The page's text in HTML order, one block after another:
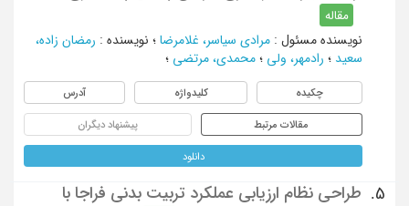
مقاله
نویسنده مسئول : مرادی سیاسر، غلامرضا ؛ نویسنده : رمضان زاده،
سعید ؛ رادمهر، ولی ؛ محمدی، مرتضی ؛
چکیده کلیدواژه آدرس
مقالات مرتبط پیشنهاد دیگران
دانلود
5.
طراحی نظام ارزیابی عملکرد تربیت بدنی فراجا با